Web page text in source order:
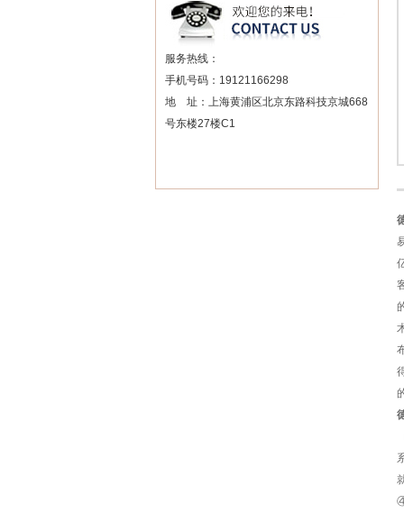
服务热线：
手机号码：19121166298
地 址：上海黄浦区北京东路科技京城668
号东楼27楼C1